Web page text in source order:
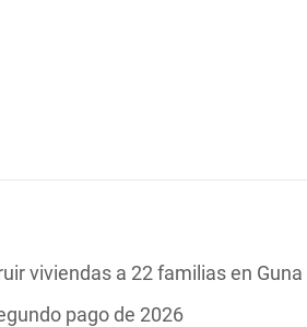
viviendas a 22 familias en Guna
pago de 2026